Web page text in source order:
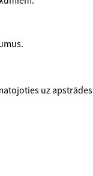
uz apstrādes